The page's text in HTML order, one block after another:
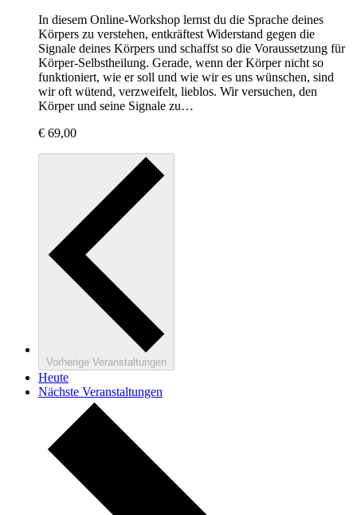
In diesem Online-Workshop lernst du die Sprache deines
Körpers zu verstehen, entkräftest Widerstand gegen die
Signale deines Körpers und schaffst so die Voraussetzung für
Körper-Selbstheilung. Gerade, wenn der Körper nicht so
funktioniert, wie er soll und wie wir es uns wünschen, sind
wir oft wütend, verzweifelt, lieblos. Wir versuchen, den
Körper und seine Signale zu…
€ 69,00
Vorherige Veranstaltungen
Heute
Nächste Veranstaltungen